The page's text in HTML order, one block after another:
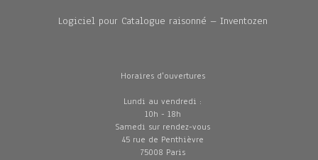
Logiciel pour Catalogue raisonné – Inventozen
Horaires d'ouvertures
Lundi au vendredi :
10h - 18h
Samedi sur rendez-vous
45 rue de Penthièvre
75008 Paris